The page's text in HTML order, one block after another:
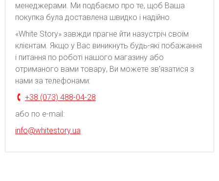
менеджерами. Ми подбаємо про те, щоб Ваша
покупка була доставлена швидко і надійно.
«White Story» завжди прагне йти назустріч своїм
клієнтам. Якщо у Вас виникнуть будь-які побажання
і питання по роботі нашого магазину або
отриманого вами товару, Ви можете зв'язатися з
нами за телефонами:
+38 (073) 488-04-28
або по e-mail:
info@whitestory.ua